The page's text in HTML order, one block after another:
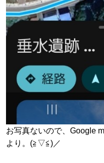
お写真ないので、Google
より。(≧▽≦)／